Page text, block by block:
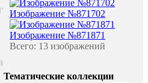
Изображение №871702
Изображение №871871
Всего: 13 изображений
Тематические коллекции